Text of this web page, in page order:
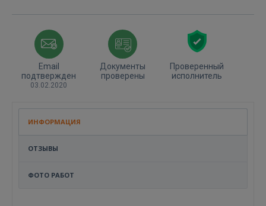
Email
подтвержден
03.02.2020
Документы
проверены
Проверенный
исполнитель
ИНФОРМАЦИЯ
ОТЗЫВЫ
ФОТО РАБОТ